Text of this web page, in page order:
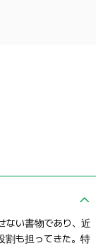
ない書物であり、近
割も担ってきた。特